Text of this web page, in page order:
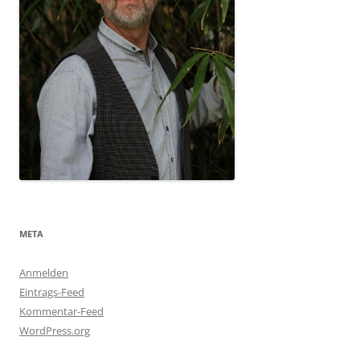
META
Anmelden
Eintrags-Feed
Kommentar-Feed
WordPress.org